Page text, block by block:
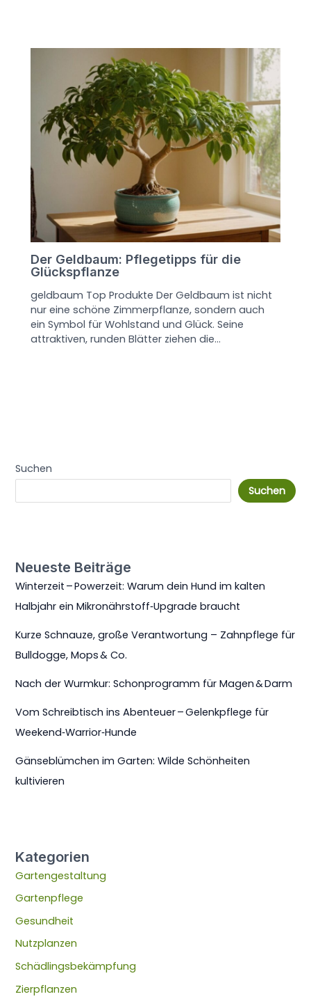
Der Geldbaum: Pflegetipps für die
Glückspflanze
geldbaum Top Produkte Der Geldbaum ist nicht
nur eine schöne Zimmerpflanze, sondern auch
ein Symbol für Wohlstand und Glück. Seine
attraktiven, runden Blätter ziehen die…
Suchen
Suchen
Neueste Beiträge
Winterzeit – Powerzeit: Warum dein Hund im kalten
Halbjahr ein Mikronährstoff‑Upgrade braucht
Kurze Schnauze, große Verantwortung – Zahnpflege für
Bulldogge, Mops & Co.
Nach der Wurmkur: Schonprogramm für Magen & Darm
Vom Schreibtisch ins Abenteuer – Gelenkpflege für
Weekend‑Warrior‑Hunde
Gänseblümchen im Garten: Wilde Schönheiten
kultivieren
Kategorien
Gartengestaltung
Gartenpflege
Gesundheit
Nutzplanzen
Schädlingsbekämpfung
Zierpflanzen